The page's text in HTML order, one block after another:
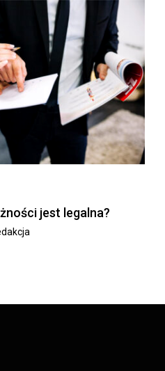
jest legalna?